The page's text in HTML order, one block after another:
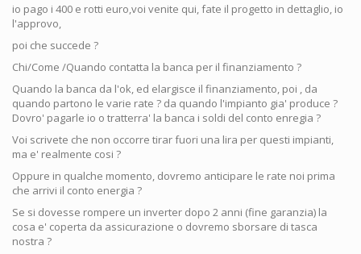
io pago i 400 e rotti euro,voi venite qui, fate il progetto in dettaglio, io
l'approvo,
poi che succede ?
Chi/Come /Quando contatta la banca per il finanziamento ?
Quando la banca da l'ok, ed elargisce il finanziamento, poi , da
quando partono le varie rate ? da quando l'impianto gia' produce ?
Dovro' pagarle io o tratterra' la banca i soldi del conto enregia ?
Voi scrivete che non occorre tirar fuori una lira per questi impianti,
ma e' realmente cosi ?
Oppure in qualche momento, dovremo anticipare le rate noi prima
che arrivi il conto energia ?
Se si dovesse rompere un inverter dopo 2 anni (fine garanzia) la
cosa e' coperta da assicurazione o dovremo sborsare di tasca
nostra ?